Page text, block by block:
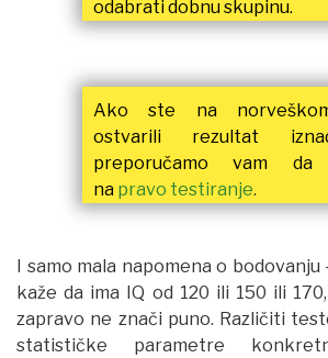
odabrati dobnu skupinu.
Ako ste na
ostvarili rezultat
preporučamo vam da
na pravo testiranje.
I samo mala napomena o
kaže da ima IQ od 120 ili 150 ili
zapravo ne znači puno. Različiti
statističke parametre